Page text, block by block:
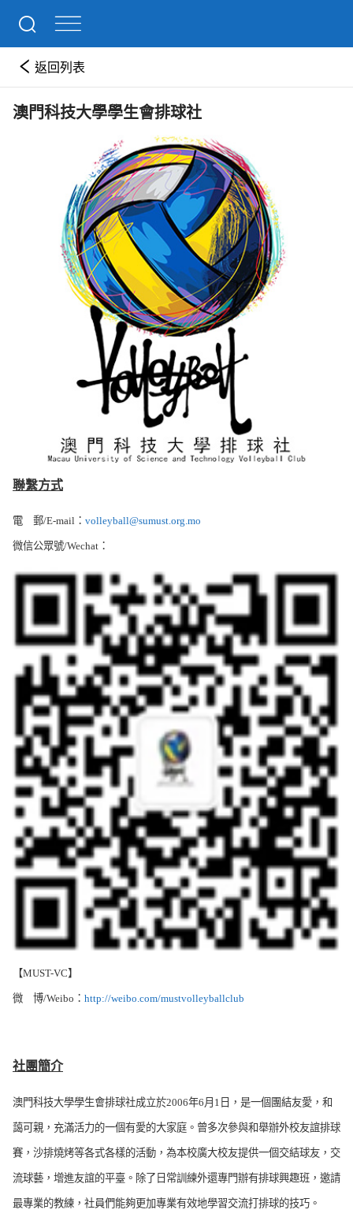
返回列表
澳門科技大學學生會排球社
聯繫方式
電 郵/E-mail： volleyball@sumust.org.mo
微信公眾號/Wechat：
【MUST-VC】
微 博/Weibo： http://weibo.com/mustvolleyballclub
社團簡介
澳門科技大學學生會排球社成立於2006年6月1日，是一個團結友愛，和
藹可親，充滿活力的一個有愛的大家庭。曾多次參與和舉辦外校友誼排球
賽，沙排燒烤等各式各樣的活動，為本校廣大校友提供一個交結球友，交
流球藝，增進友誼的平臺。除了日常訓練外還專門辦有排球興趣班，邀請
最專業的教練，社員們能夠更加專業有效地學習交流打排球的技巧。